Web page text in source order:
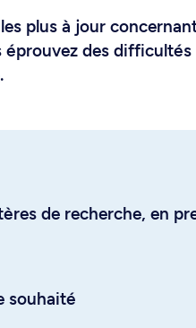
plus à jour
éprouvez des
.
de recherche, en
souhaité